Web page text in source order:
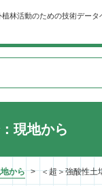
植林活動のための技術データ
現地から
から > ＜超＞強酸性土